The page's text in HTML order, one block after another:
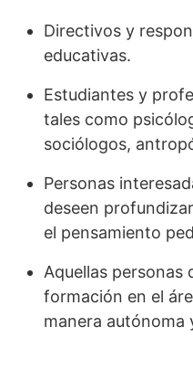
Directivos y
educativas.
Estudiantes y
tales como
sociólogos,
Personas
deseen
el pensamiento
Aquellas personas
formación en el
manera autónoma